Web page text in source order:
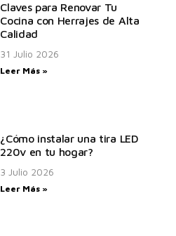
Claves para Renovar Tu
Cocina con Herrajes de Alta
Calidad
31 Julio 2026
Leer Más »
¿Cómo instalar una tira LED
220v en tu hogar?
3 Julio 2026
Leer Más »